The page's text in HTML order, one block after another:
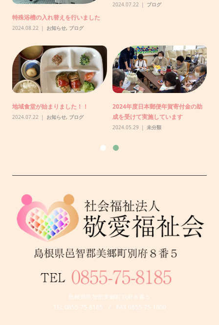
特殊浴槽の入れ替えを行いました
2024.08.22 お知らせ, ブログ
2024.07.22 ブログ
地域食堂が始まりました！！
2024.07.22 お知らせ, ブログ
2024年度日本郵便年賀寄付金の助
成を受けて実施しています
2024.05.29 未分類
島根県邑智郡美郷町別府８番５
TEL 0855-75-8185 / FAX 0855-75-1600